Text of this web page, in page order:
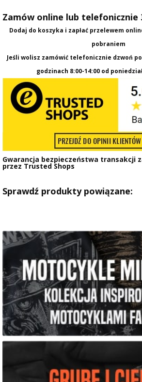
Zamów online lub telefonicznie
Dodaj do koszyka i zapłać przelewem
pobraniem
Jeśli wolisz zamówić telefonicznie dzwoń
godzinach 8:00-14:00 od
Gwarancja bezpieczeństwa transakcji
przez Trusted Shops
Sprawdź produkty powiązane: